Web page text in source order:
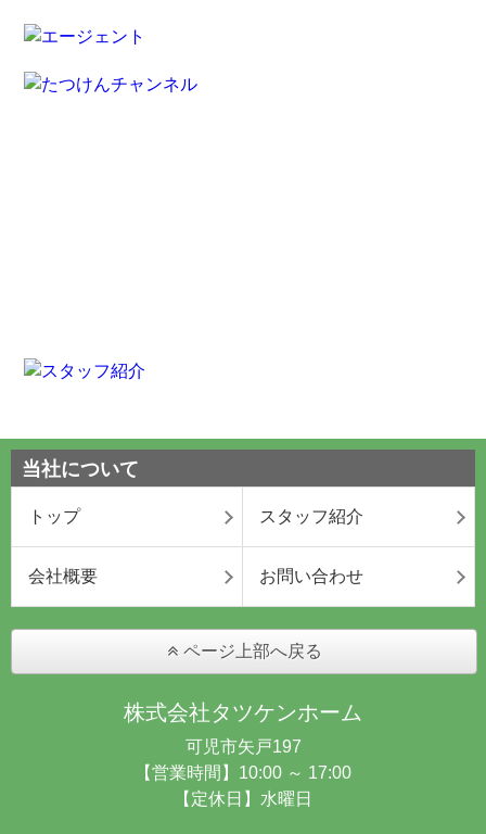
当社について
トップ スタッフ紹介
会社概要 お問い合わせ
ページ上部へ戻る
株式会社タツケンホーム
可児市矢戸197
【営業時間】10:00 ～ 17:00
【定休日】水曜日